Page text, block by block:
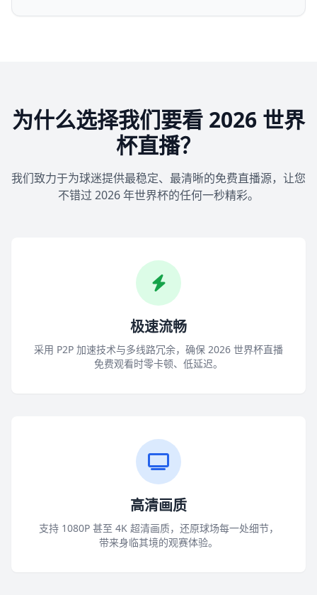
为什么选择我们要看 2026 世界
杯直播？
我们致力于为球迷提供最稳定、最清晰的免费直播源，让您
不错过 2026 年世界杯的任何一秒精彩。
极速流畅
采用 P2P 加速技术与多线路冗余，确保 2026 世界杯直播
免费观看时零卡顿、低延迟。
高清画质
支持 1080P 甚至 4K 超清画质，还原球场每一处细节，
带来身临其境的观赛体验。